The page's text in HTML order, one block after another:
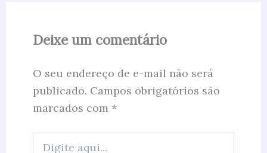
Deixe um comentário
O seu endereço de e-mail não será
publicado. Campos obrigatórios são
marcados com *
aqui...